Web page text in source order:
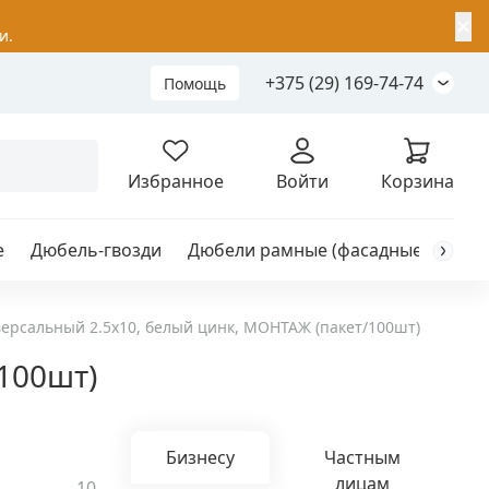
Помощь +375 (29) 169-74-74
Избранное Войти Корзина
Дюбель-гвозди Дюбели рамные (фасадные)
2.5x10, белый цинк, МОНТАЖ (пакет/100шт)
Бизнесу
Частным
лицам